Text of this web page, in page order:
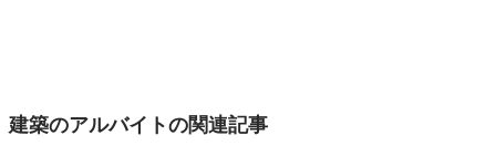
建築のアルバイトの関連記事